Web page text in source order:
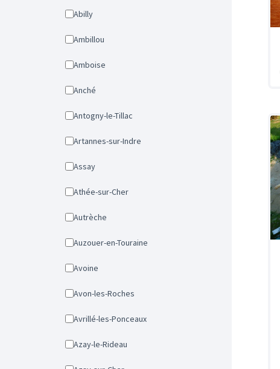
Abilly
Ambillou
Amboise
Anché
Antogny-le-Tillac
Artannes-sur-Indre
Assay
Athée-sur-Cher
Autrèche
Auzouer-en-Touraine
Avoine
Avon-les-Roches
Avrillé-les-Ponceaux
Azay-le-Rideau